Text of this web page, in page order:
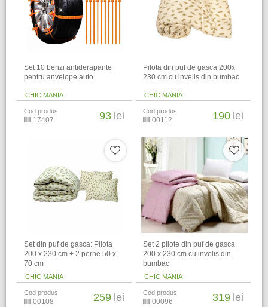
Set 10 benzi antiderapante
pentru anvelope auto
CHIC MANIA
Cod produs
17407 93 lei
Pilota din puf de gasca 200x
230 cm cu invelis din bumbac
CHIC MANIA
Cod produs
00112 190 lei
Set din puf de gasca: Pilota
200 x 230 cm + 2 perne 50 x
70 cm
CHIC MANIA
Cod produs
00108 259 lei
Set 2 pilote din puf de gasca
200 x 230 cm cu invelis din
bumbac
CHIC MANIA
Cod produs
00096 319 lei